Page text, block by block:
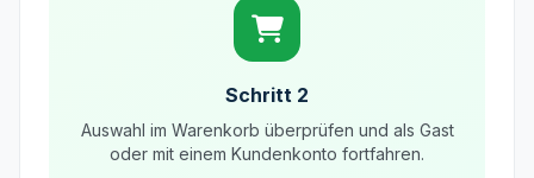
Schritt 2
Auswahl im Warenkorb überprüfen und als Gast
oder mit einem Kundenkonto fortfahren.